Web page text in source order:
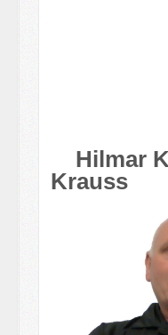
Krauss